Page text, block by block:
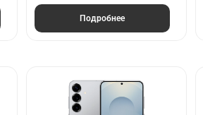
Подробнее